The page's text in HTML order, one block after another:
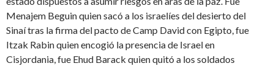
Menajem Beguin quien sacó a los israelíes del desierto del
Sinaí tras la firma del pacto de Camp David con Egipto, fue
Itzak Rabin quien encogió la presencia de Israel en
Cisjordania, fue Ehud Barack quien quitó a los soldados